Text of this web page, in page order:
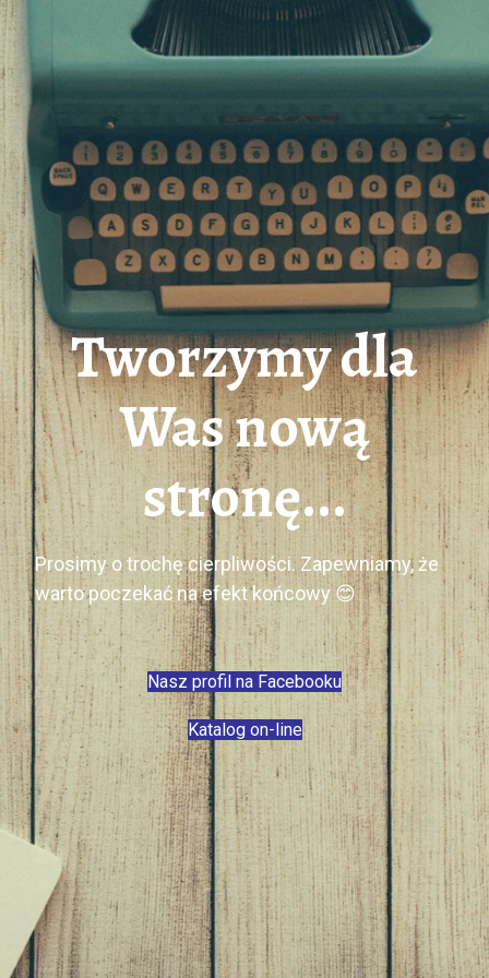
Tworzymy dla
Was nową
stronę...
Prosimy o trochę cierpliwości. Zapewniamy, że
warto poczekać na efekt końcowy 😊
Nasz profil na Facebooku
Katalog on-line